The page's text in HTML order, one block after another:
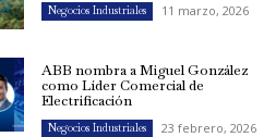
Negocios Industriales 11 marzo, 2026
ABB nombra a Miguel González
como Líder Comercial de
Electrificación
Negocios Industriales 23 febrero, 2026